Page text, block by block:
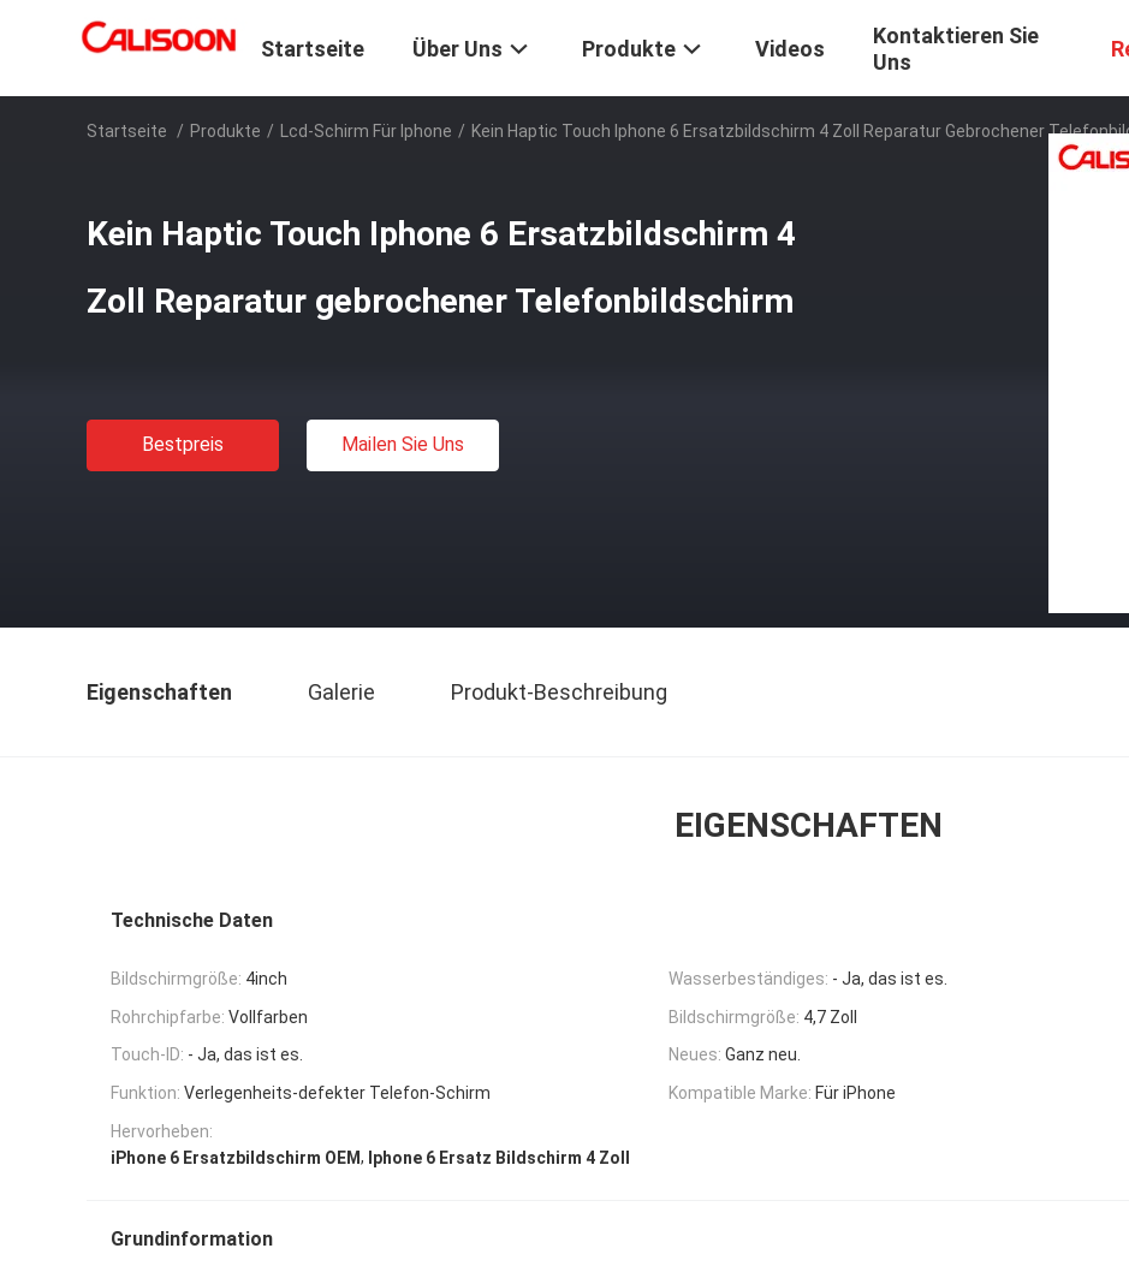
Startseite Über Uns Produkte Videos
Kontaktieren Sie
Uns
Startseite / Produkte / Lcd-Schirm Für Iphone / Kein Haptic Touch Iphone 6 Ersatzbildschirm 4 Zoll Reparatur Gebrochener
Kein Haptic Touch Iphone 6 Ersatzbildschirm 4
Zoll Reparatur gebrochener Telefonbildschirm
Bestpreis Mailen Sie Uns
Eigenschaften Galerie Produkt-Beschreibung
EIGENSCHAFTEN
Technische Daten
Bildschirmgröße: 4inch Wasserbeständiges: - Ja, das ist es.
Rohrchipfarbe: Vollfarben Bildschirmgröße: 4,7 Zoll
Touch-ID: - Ja, das ist es. Neues: Ganz neu.
Funktion: Verlegenheits-defekter Telefon-Schirm Kompatible Marke: Für iPhone
Hervorheben:
iPhone 6 Ersatzbildschirm OEM, Iphone 6 Ersatz Bildschirm 4 Zoll
Grundinformation